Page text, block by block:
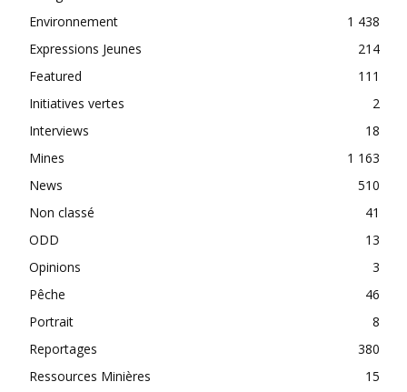
Environnement
1 438
Expressions Jeunes
214
Featured
111
Initiatives vertes
2
Interviews
18
Mines
1 163
News
510
Non classé
41
ODD
13
Opinions
3
Pêche
46
Portrait
8
Reportages
380
Ressources Minières
15